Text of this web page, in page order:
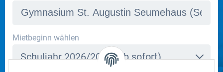
In dieser Schule stehen derzeit leider keine Schließfächer
zur Verfügung. Bitte kontaktieren Sie uns per E-Mail
aninfo@mietra.de.
Mietbeginn wählen
Schuljahr 2026/2027 (ab sofort)